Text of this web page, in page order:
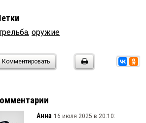
, оружие
Комментировать
Анна 16 июля 2025 в 20:10: